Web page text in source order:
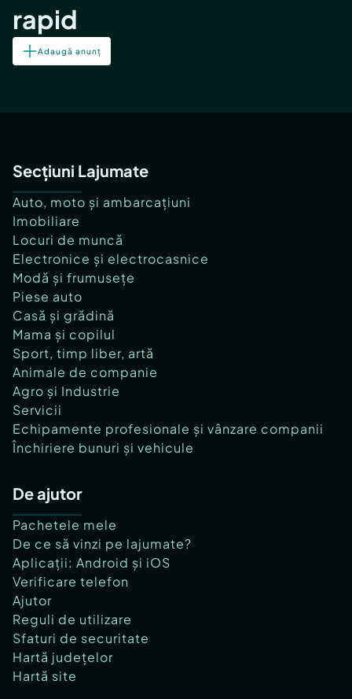
rapid
Adaugă anunț
Secțiuni Lajumate
Auto, moto și ambarcațiuni
Imobiliare
Locuri de muncă
Electronice și electrocasnice
Modă și frumusețe
Piese auto
Casă și grădină
Mama și copilul
Sport, timp liber, artă
Animale de companie
Agro și Industrie
Servicii
Echipamente profesionale și vânzare companii
Închiriere bunuri și vehicule
De ajutor
Pachetele mele
De ce să vinzi pe lajumate?
Aplicații: Android și iOS
Verificare telefon
Ajutor
Reguli de utilizare
Sfaturi de securitate
Hartă județelor
Hartă site